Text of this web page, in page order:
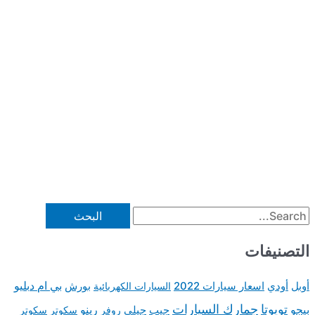
سيارات 2022 السيارات الكهربائية بورش بي ام دبليو
السيارات جيب جيلي روفر رينو سكوتر سكوتر